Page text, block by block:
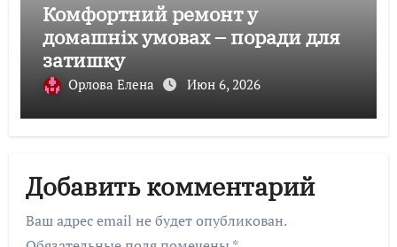
Комфортний ремонт у
домашніх умовах – поради для
затишку
Орлова Елена Июн 6, 2026
Добавить комментарий
Ваш адрес email не будет опубликован.